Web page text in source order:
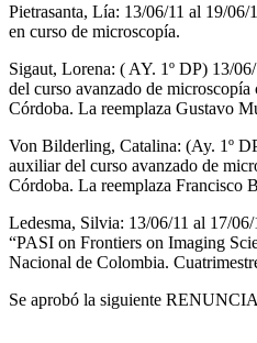
Pietrasanta, Lía: 13/06/11 al 19/
en curso de microscopía.
Sigaut, Lorena: ( AY. 1º DP) 13/
del curso avanzado de microscopía
Córdoba. La reemplaza Gustavo
Von Bilderling, Catalina: (Ay. 1º
auxiliar del curso avanzado de
Córdoba. La reemplaza Francisco
Ledesma, Silvia: 13/06/11 al 17/
“PASI on Frontiers on Imaging
Nacional de Colombia.
Se aprobó la siguiente